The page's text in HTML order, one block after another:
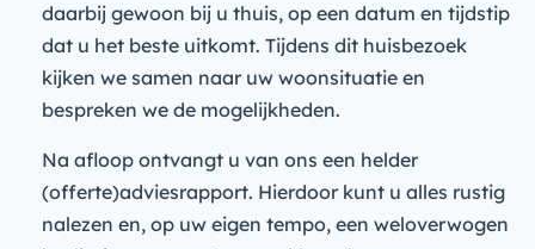
daarbij gewoon bij u thuis, op een datum en tijdstip
dat u het beste uitkomt. Tijdens dit huisbezoek
kijken we samen naar uw woonsituatie en
bespreken we de mogelijkheden.
Na afloop ontvangt u van ons een helder
(offerte)adviesrapport. Hierdoor kunt u alles rustig
nalezen en, op uw eigen tempo, een weloverwogen